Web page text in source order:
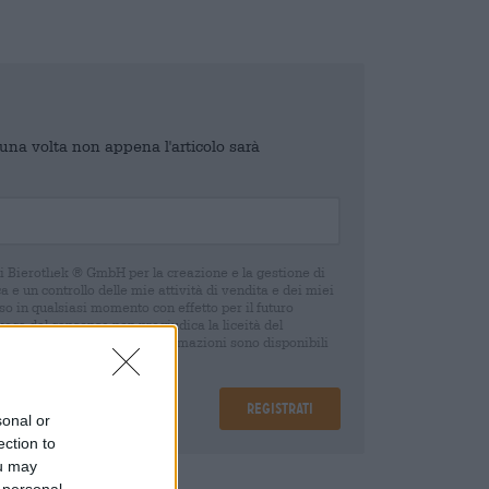
or
to
may
volta non appena l'articolo sarà
® GmbH per la creazione e la gestione di
e un controllo delle mie attività di vendita e dei miei
in qualsiasi momento con effetto per il futuro
del consenso non pregiudica la liceità del
della revoca. Ulteriori informazioni sono disponibili
Registrati
€ 0,25